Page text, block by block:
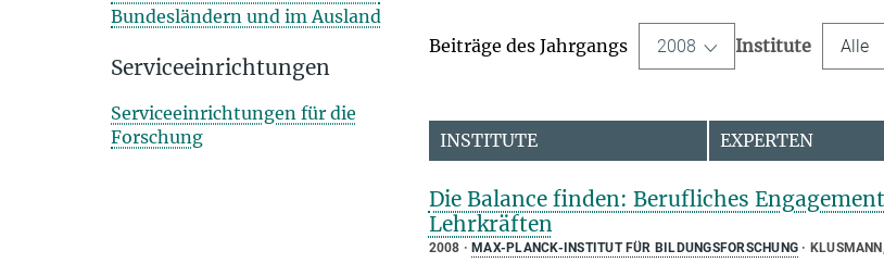
Beiträge des Jahrgangs 2008 Institute Alle
INSTITUTE EXPERTEN
Die Balance finden: Berufliches
Lehrkräften
2008 MAX-PLANCK-INSTITUT FÜR BILDUNGSFORSCHUNG
Bundesländern und im Ausland
Serviceeinrichtungen
Serviceeinrichtungen für die
Forschung